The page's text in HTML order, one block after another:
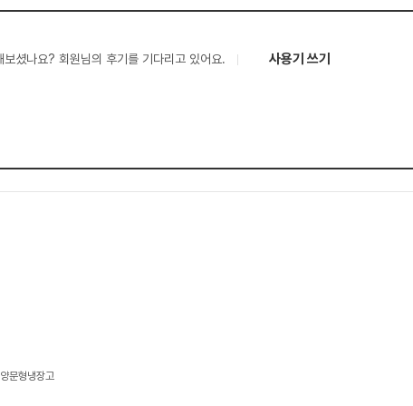
보셨나요? 회원님의 후기를 기다리고 있어요. 사용기 쓰기
문형냉장고